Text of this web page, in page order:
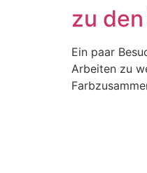
zu
Ein paar
Arbeiten zu